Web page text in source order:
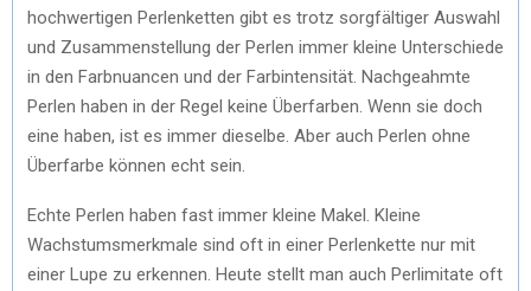
hochwertigen Perlenketten gibt es trotz sorgfältiger Auswahl
und Zusammenstellung der Perlen immer kleine Unterschiede
in den Farbnuancen und der Farbintensität. Nachgeahmte
Perlen haben in der Regel keine Überfarben. Wenn sie doch
eine haben, ist es immer dieselbe. Aber auch Perlen ohne
Überfarbe können echt sein.
Echte Perlen haben fast immer kleine Makel. Kleine
Wachstumsmerkmale sind oft in einer Perlenkette nur mit
einer Lupe zu erkennen. Heute stellt man auch Perlimitate oft